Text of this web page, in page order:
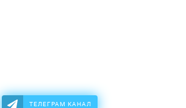
ТЕЛЕГРАМ КАНАЛ